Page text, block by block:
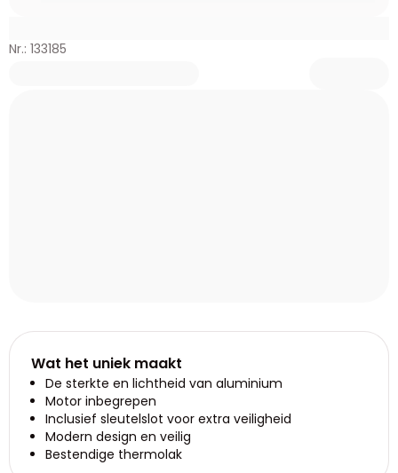
Nr.: 133185
Wat het uniek maakt
De sterkte en lichtheid van aluminium
Motor inbegrepen
Inclusief sleutelslot voor extra veiligheid
Modern design en veilig
Bestendige thermolak